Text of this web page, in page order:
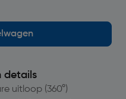
details
uitloop (360°)